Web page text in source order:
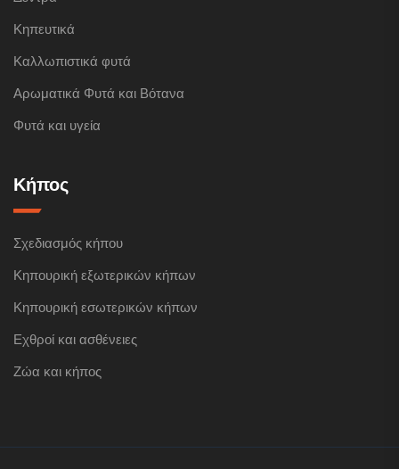
Κηπευτικά
Καλλωπιστικά φυτά
Αρωματικά Φυτά και Βότανα
Φυτά και υγεία
Κήπος
Σχεδιασμός κήπου
Κηπουρική εξωτερικών κήπων
Κηπουρική εσωτερικών κήπων
Εχθροί και ασθένειες
Ζώα και κήπος